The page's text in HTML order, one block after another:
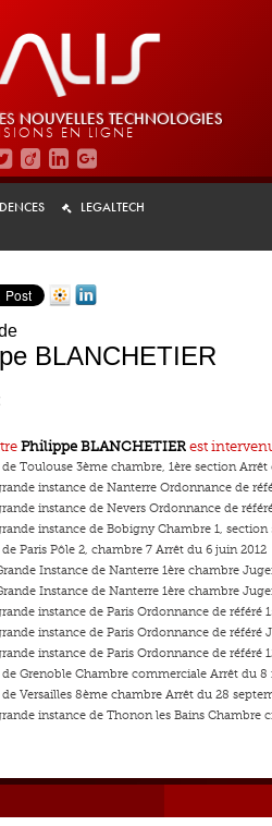
NOUVELLES TECHNOLOGIES
EN LIGNE
LEGALTECH
BLANCHETIER
Philippe BLANCHETIER est
Toulouse 3ème chambre, 1ère section Arrêt
instance de Nanterre Ordonnance de
instance de Nevers Ordonnance de
instance de Bobigny Chambre 1,
Paris Pôle 2, chambre 7 Arrêt du 6 juin 2012
Instance de Nanterre 1ère chambre
Instance de Nanterre 1ère chambre
instance de Paris Ordonnance de référé
instance de Paris Ordonnance de référé
instance de Paris Ordonnance de référé
Grenoble Chambre commerciale Arrêt du 8
Versailles 8ème chambre Arrêt du 28
instance de Thonon les Bains Chambre